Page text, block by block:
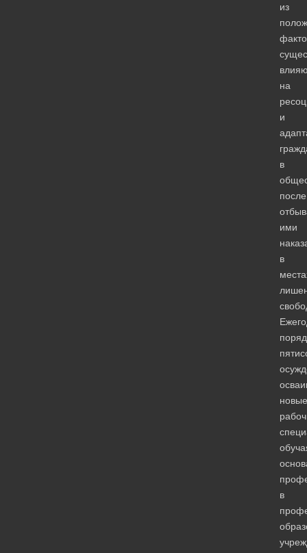
из
на
и
в
после
ими
в
новые
в